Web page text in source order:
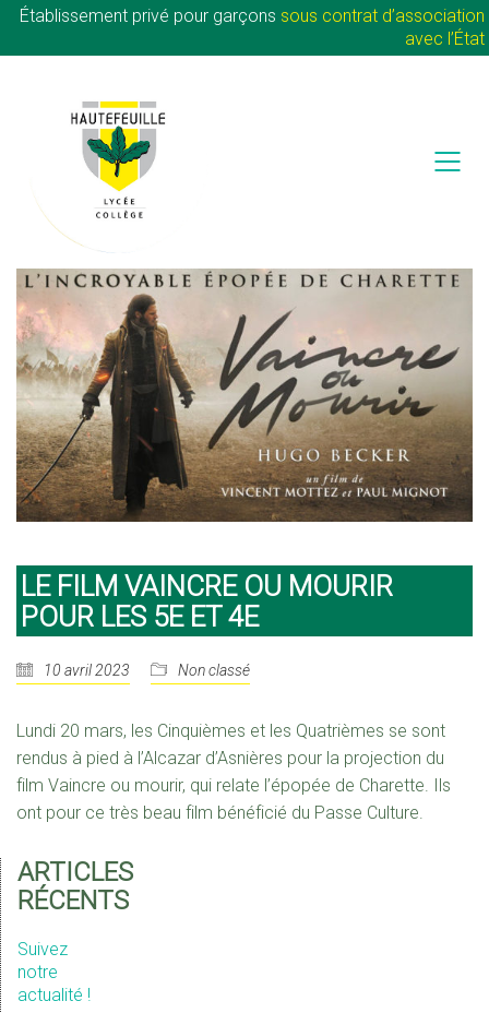
Établissement privé pour garçons sous contrat d’association
avec l’État
LE FILM VAINCRE OU MOURIR
POUR LES 5E ET 4E
10 avril 2023 Non classé
Lundi 20 mars, les Cinquièmes et les Quatrièmes se sont
rendus à pied à l’Alcazar d’Asnières pour la projection du
film Vaincre ou mourir, qui relate l’épopée de Charette. Ils
ont pour ce très beau film bénéficié du Passe Culture.
ARTICLES
RÉCENTS
Suivez
notre
actualité !